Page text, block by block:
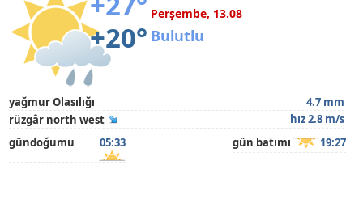
+20°
Perşembe, 13.08
Bulutlu
yağmur Olasılığı
4.7 mm
rüzgâr north west
hız 2.8 m/s
gündoğumu
05:33 gün batımı 19:27